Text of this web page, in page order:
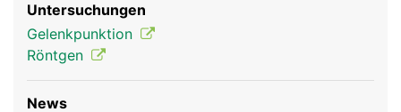
Untersuchungen
Gelenkpunktion
Röntgen
News